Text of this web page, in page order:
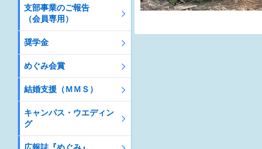
支部事業のご報告
（会員専用）
奨学金
めぐみ会賞
結婚支援（ＭＭＳ）
キャンパス・ウエディン
グ